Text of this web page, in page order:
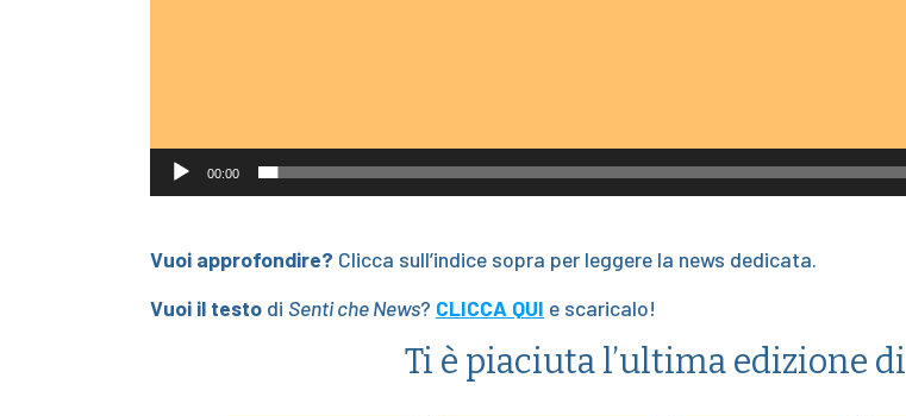
00:00
Vuoi approfondire? Clicca sull’indice sopra per leggere la news dedicata.
Vuoi il testo di Senti che News? CLICCA QUI e scaricalo!
Ti è piaciuta l’ultima edizione di